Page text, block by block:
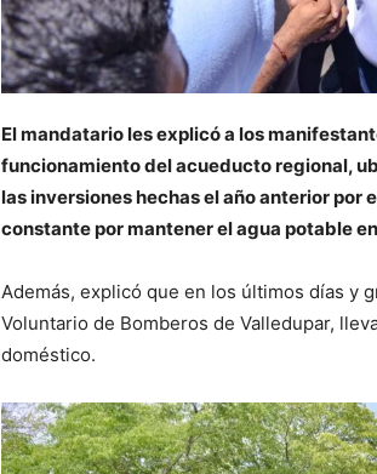
El mandatario les explicó a los
funcionamiento del acueducto regional,
las inversiones hechas el año anterior por
constante por mantener el agua potable
Además, explicó que en los últimos días y
Voluntario de Bomberos de Valledupar,
doméstico.